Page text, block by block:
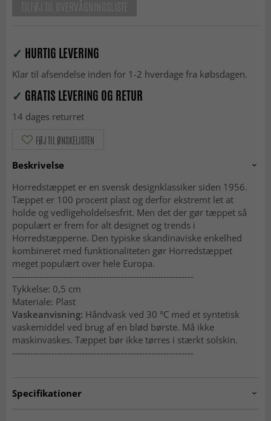
✓ HURTIG LEVERING
Klar til afsendelse inden for 1-2 hverdage fra købsdagen.
✓ GRATIS LEVERING OG RETUR
14 dages returret
FØJ TIL ØNSKELISTEN
Beskrivelse
Horredstæppet er en svensk designklassiker siden 1956.
Tæppet er 100 procent plast og derfor ekstremt let at
holde og vedligeholdelsesfrit. Men det der gør tæppet så
populært er frem for alt designet og trends i
Horredstæpperne. Den typiske skandinaviske enkelhed
kombineret med funktionaliteten gør Horredstæppet
meget populært over hele Europa.
------------------------------------------------------------
Tykkelse: 0,5 cm
Materiale: Plast
Vaskeanvisning: Håndvask ved 30 °C med et syntetisk
vaskemiddel ved brug af en blød børste. Må ikke
maskinvaskes. Tæppet bør ikke tørres i stærkt solskin.
------------------------------------------------------------
Specifikationer